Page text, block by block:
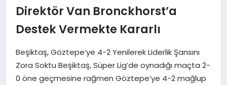
SEYAHAT
TEKNOLOJI
YAŞAM
Direktör Van Bronckhorst’a
Destek Vermekte Kararlı
Beşiktaş, Göztepe’ye 4-2 Yenilerek Liderlik Şansını
Zora Soktu Beşiktaş, Süper Lig’de oynadığı maçta 2-
0 öne geçmesine rağmen Göztepe’ye 4-2 mağlup